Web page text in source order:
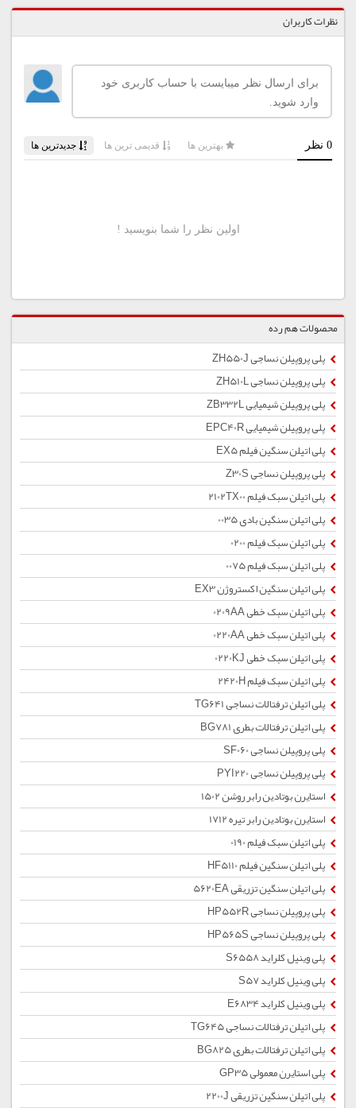
نظرات کاربران
محصولات هم رده
پلی پروپیلن نساجی ZH550J
پلی پروپیلن نساجی ZH510L
پلی پروپیلن شیمیایی ZB332L
پلی پروپیلن شیمیایی EPC40R
پلی اتیلن سنگین فیلم EX5
پلی پروپیلن نساجی Z30S
پلی اتیلن سبک فیلم 2102TX00
پلی اتیلن سنگین بادی 0035
پلی اتیلن سبک فیلم 0200
پلی اتیلن سبک فیلم 0075
پلی اتیلن سنگین اکستروژن EX3
پلی اتیلن سبک خطی 0209AA
پلی اتیلن سبک خطی 0220AA
پلی اتیلن سبک خطی 0220KJ
پلی اتیلن سبک فیلم 2420H
پلی اتیلن ترفتالات نساجی TG641
پلی اتیلن ترفتالات بطری BG781
پلی پروپیلن نساجی SF060
پلی پروپیلن نساجی PYI220
استایرن بوتادین رابر روشن 1502
استایرن بوتادین رابر تیره 1712
پلی اتیلن سبک فیلم 0190
پلی اتیلن سنگین فیلم HF5110
پلی اتیلن سنگین تزریقی 5620EA
پلی پروپیلن نساجی HP552R
پلی پروپیلن نساجی HP565S
پلی وینیل کلراید S6558
پلی وینیل کلراید S57
پلی وینیل کلراید E6834
پلی اتیلن ترفتالات نساجی TG645
پلی اتیلن ترفتالات بطری BG825
پلی استایرن معمولی GP35
پلی اتیلن سنگین تزریقی 2200J